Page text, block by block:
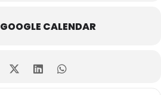
GOOGLE CALENDAR